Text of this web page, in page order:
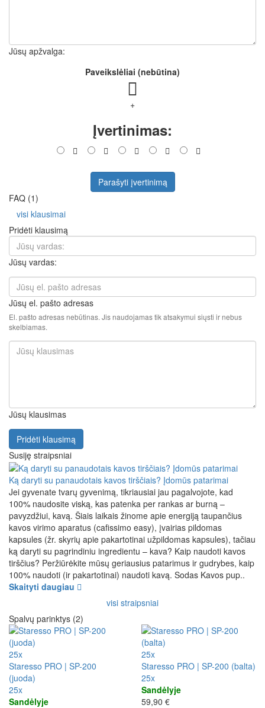
Jūsų apžvalga:
Paveikslėliai (nebūtina)
+
Įvertinimas:
Parašyti įvertinimą
FAQ (1)
visi klausimai
Pridėti klausimą
Jūsų vardas:
Jūsų el. pašto adresas
El. pašto adresas nebūtinas. Jis naudojamas tik atsakymui siųsti ir nebus
skelbiamas.
Jūsų klausimas
Pridėti klausimą
Susiję straipsniai
Ką daryti su panaudotais kavos tirščiais? Įdomūs patarimai
Jei gyvenate tvarų gyvenimą, tikriausiai jau pagalvojote, kad
100% naudosite viską, kas patenka per rankas ar burną –
pavyzdžiui, kavą. Šiais laikais žinome apie energiją taupančius
kavos virimo aparatus (cafissimo easy), įvairias pildomas
kapsules (žr. skyrių apie pakartotinai užpildomas kapsules), tačiau
ką daryti su pagrindiniu ingredientu – kava? Kaip naudoti kavos
tirščius? Peržiūrėkite mūsų geriausius patarimus ir gudrybes, kaip
100% naudoti (ir pakartotinai) naudoti kavą. Sodas Kavos pup..
Skaityti daugiau
visi straipsniai
Spalvų parinktys (2)
25x
Staresso PRO | SP-200
(juoda)
25x
Sandėlyje
25x
Staresso PRO | SP-200 (balta)
25x
Sandėlyje
59,90 €